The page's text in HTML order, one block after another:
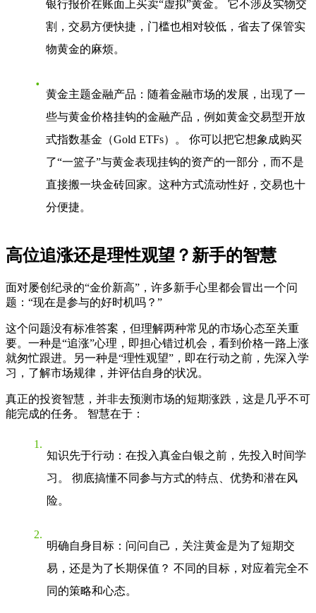
银行报价在账面上买卖“虚拟”黄金。 它不涉及实物交
割，交易方便快捷，门槛也相对较低，省去了保管实
物黄金的麻烦。
黄金主题金融产品 ：随着金融市场的发展，出现了一
些与黄金价格挂钩的金融产品，例如黄金交易型开放
式指数基金（Gold ETFs）。 你可以把它想象成购买
了“一篮子”与黄金表现挂钩的资产的一部分，而不是
直接搬一块金砖回家。这种方式流动性好，交易也十
分便捷。
高位追涨还是理性观望？新手的智慧
面对屡创纪录的“金价新高”，许多新手心里都会冒出一个问
题：“现在是参与的好时机吗？”
这个问题没有标准答案，但理解两种常见的市场心态至关重
要。一种是“追涨”心理，即担心错过机会，看到价格一路上涨
就匆忙跟进。另一种是“理性观望”，即在行动之前，先深入学
习，了解市场规律，并评估自身的状况。
真正的投资智慧，并非去预测市场的短期涨跌，这是几乎不可
能完成的任务。 智慧在于：
知识先于行动 ：在投入真金白银之前，先投入时间学
习。 彻底搞懂不同参与方式的特点、优势和潜在风
险。
明确自身目标 ：问问自己，关注黄金是为了短期交
易，还是为了长期保值？ 不同的目标，对应着完全不
同的策略和心态。